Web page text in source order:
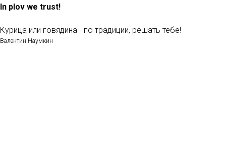
In plov we trust!
Курица или говядина - по традиции, решать тебе!
Валентин Наумкин